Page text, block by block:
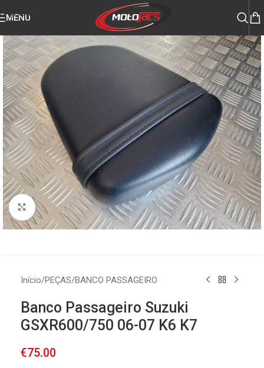
Skip to navigation
MENU
Click to enlarge
Início/PEÇAS/BANCO PASSAGEIRO
Banco Passageiro Suzuki
GSXR600/750 06-07 K6 K7
€75.00